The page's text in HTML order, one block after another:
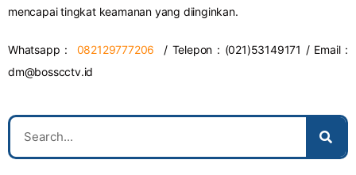
mencapai tingkat keamanan yang diinginkan.
Whatsapp : 082129777206 / Telepon : (021)53149171 / Email :
dm@bosscctv.id